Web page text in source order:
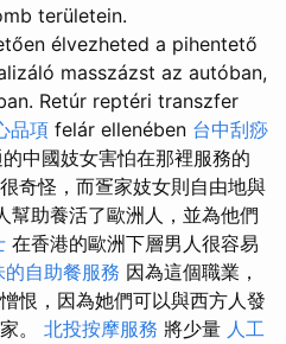
területein.
élvezheted a pihentető
masszázst az autóban,
Retúr reptéri transzfer
品項 felár ellenében 台中刮痧
中國妓女害怕在那裡服務的
奇怪，而疍家妓女則自由地與
幫助養活了歐洲人，並為他們
在香港的歐洲下層男人很容易
的自助餐服務 因為這個職業，
恨，因為她們可以與西方人發
。 北投按摩服務 將少量 人工